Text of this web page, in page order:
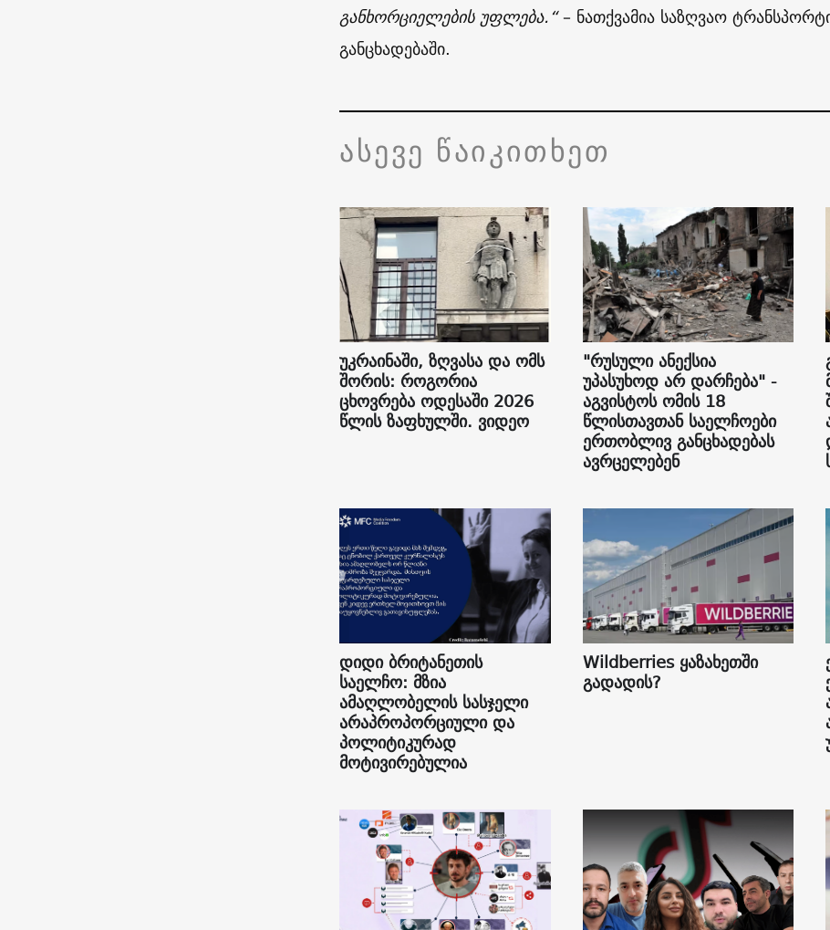
განხორციელების უფლება.“– ნათქვამია საზღვაო
განცხადებაში.
ასევე წაიკითხეთ
უკრაინაში, ზღვასა და ომს
შორის: როგორია
ცხოვრება ოდესაში 2026
წლის ზაფხულში. ვიდეო
"რუსული ანექსია
უპასუხოდ არ დარჩება" -
აგვისტოს ომის 18
წლისთავთან საელჩოები
ერთობლივ განცხადებას
ავრცელებენ
დიდი ბრიტანეთის
საელჩო: მზია
ამაღლობელის სასჯელი
არაპროპორციული და
პოლიტიკურად
მოტივირებულია
Wildberries ყაზახეთში
გადადის?